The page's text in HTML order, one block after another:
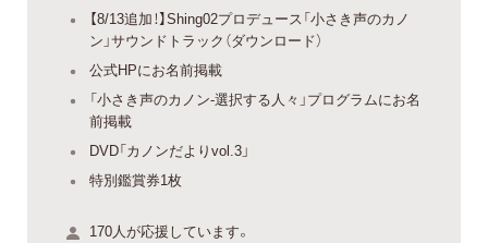
【8/13追加！】Shing02プロデュース「小さき声のカノ
ン」サウンドトラック（ダウンロード）
公式HPにお名前掲載
「小さき声のカノン-選択する人々」プログラムにお名
前掲載
DVD「カノンだよりvol.3」
特別鑑賞券1枚
170人が応援しています。